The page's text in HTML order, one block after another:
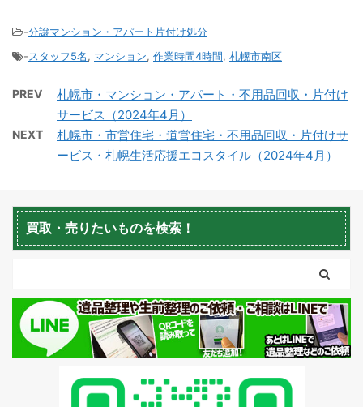
蘭越町不用品回収 黒松内町不用品回収
-分譲マンション・アパート片付け処分
-スタッフ5名, マンション, 作業時間4時間, 札幌市南区
PREV
札幌市・マンション・アパート・不用品回収・片付け
サービス（2024年4月）
NEXT
札幌市・市営住宅・道営住宅・不用品回収・片付けサ
ービス・札幌生活応援エコスタイル（2024年4月）
買取・売りたいものを検索！